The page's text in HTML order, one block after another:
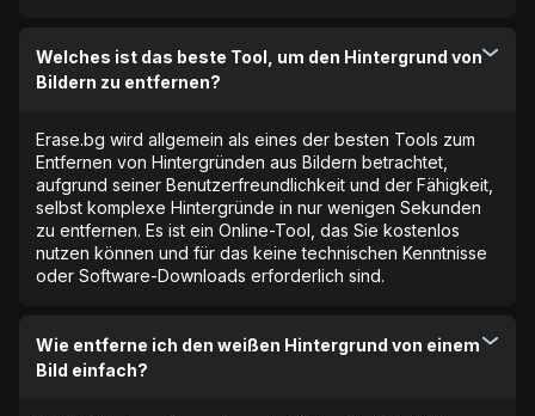
Welches ist das beste Tool, um den Hintergrund von
Bildern zu entfernen?
Erase.bg wird allgemein als eines der besten Tools zum
Entfernen von Hintergründen aus Bildern betrachtet,
aufgrund seiner Benutzerfreundlichkeit und der Fähigkeit,
selbst komplexe Hintergründe in nur wenigen Sekunden
zu entfernen. Es ist ein Online-Tool, das Sie kostenlos
nutzen können und für das keine technischen Kenntnisse
oder Software-Downloads erforderlich sind.
Wie entferne ich den weißen Hintergrund von einem
Bild einfach?